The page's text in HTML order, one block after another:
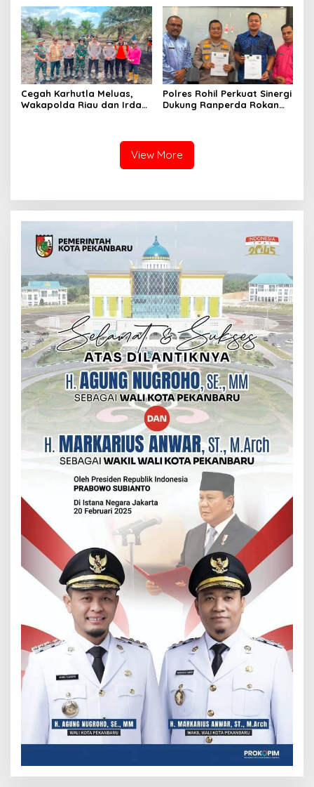
Bupati
Cegah Karhutla Meluas,
Wakapolda Riau dan Irdam
Polres Rohil Perkuat Sinergi
Dukung Ranperda Rokan
View More